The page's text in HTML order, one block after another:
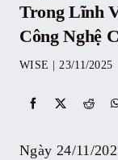
Tin tức
Sự kiện
Trong Lĩnh
Công Nghệ
WISE 23/11/2025
Ngày 24/11/